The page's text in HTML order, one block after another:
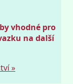
vhodné pro
na další
»